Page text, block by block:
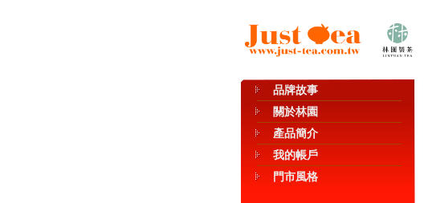
品牌故事
關於林園
產品簡介
我的帳戶
門市風格